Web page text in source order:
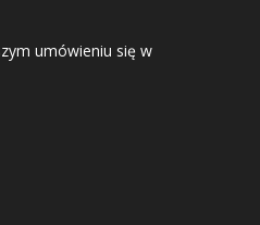
umówieniu się w